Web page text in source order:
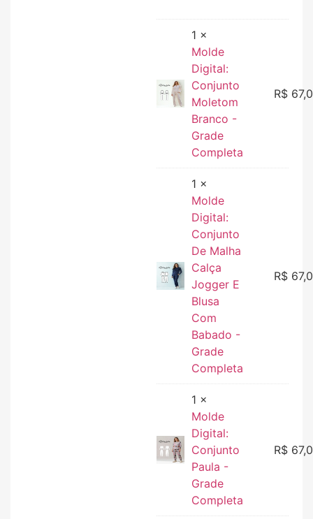
1 ×
Molde
Digital:
Conjunto
Moletom
Branco -
Grade
Completa
R$
1 ×
Molde
Digital:
Conjunto
De Malha
Calça
Jogger E
Blusa
Com
Babado -
Grade
Completa
R$
1 ×
Molde
Digital:
Conjunto
Paula -
Grade
Completa
R$